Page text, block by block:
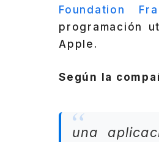
Foundation
programación
Apple.
Según la
una